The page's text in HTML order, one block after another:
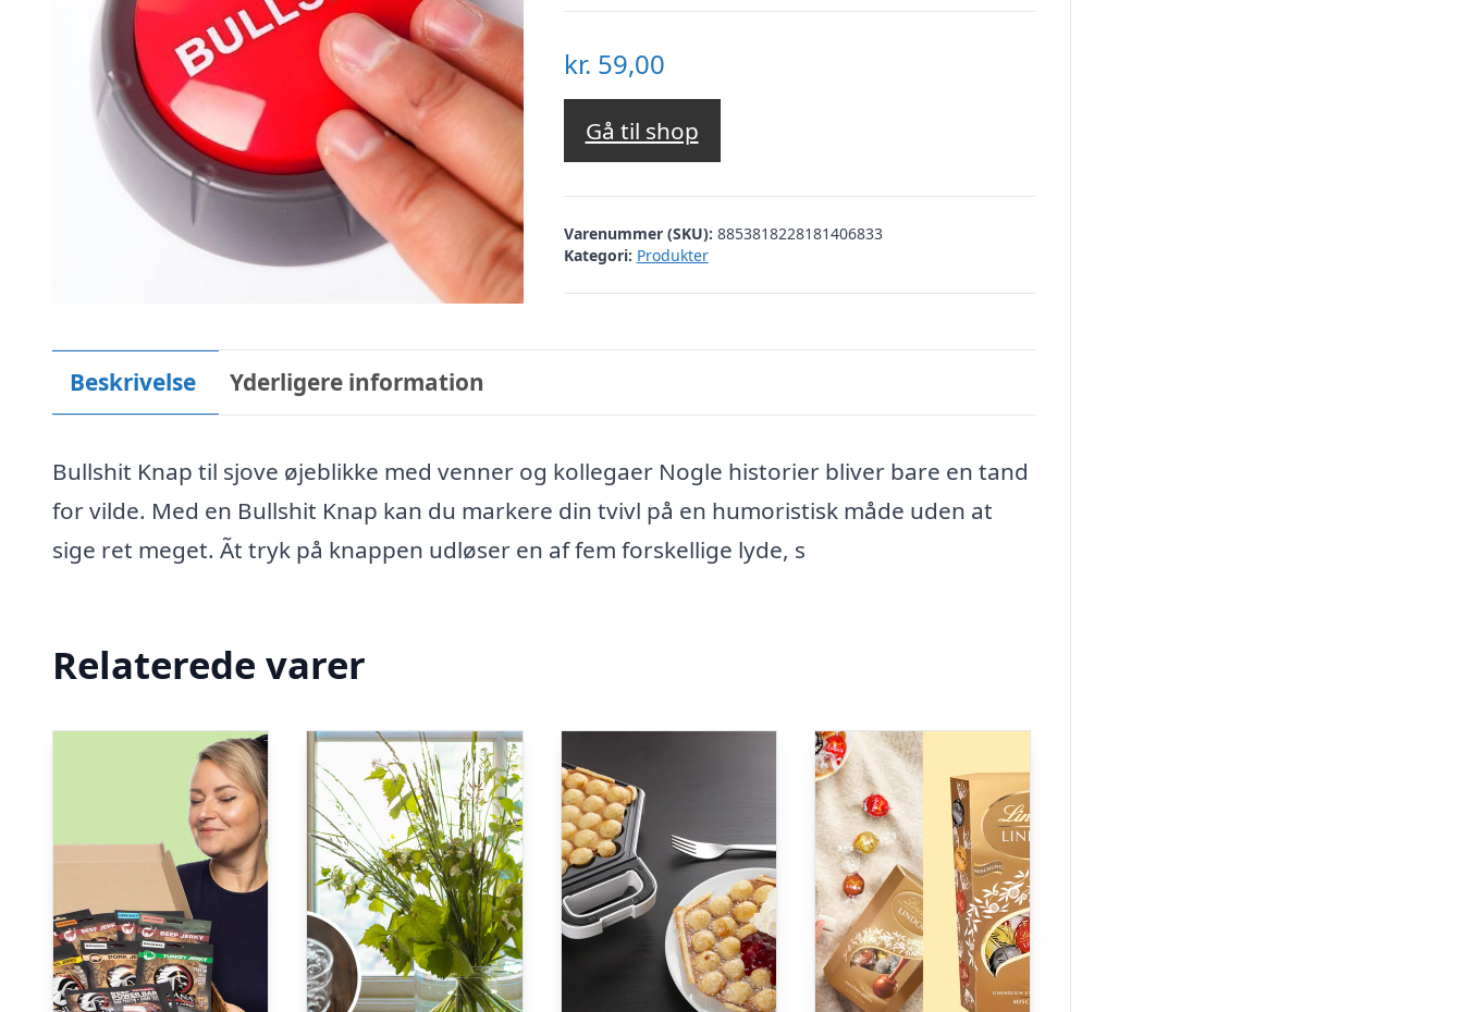
kr. 59,00
Gå til shop
Varenummer (SKU): 8853818228181406833
Kategori: Produkter
Beskrivelse Yderligere information
Bullshit Knap til sjove øjeblikke med venner og kollegaer Nogle historier bliver bare en tand
for vilde. Med en Bullshit Knap kan du markere din tvivl på en humoristisk måde uden at
sige ret meget. Ãt tryk på knappen udløser en af fem forskellige lyde, s
Relaterede varer